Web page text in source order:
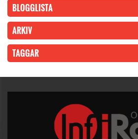
BLOGGLISTA
ARKIV
TAGGAR